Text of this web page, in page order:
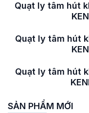
Quạt ly tâm hút
Quạt ly tâm hút
Quạt ly tâm hút
SẢN PHẨM MỚI